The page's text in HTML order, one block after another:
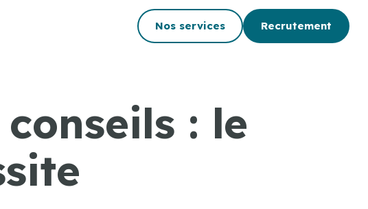
Nos services Recrutement
: le